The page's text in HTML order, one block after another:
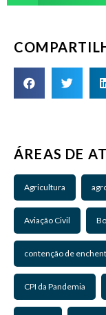
ÁREAS DE
Agricultura
Aviação Civil
contenção de
CPI da Pandemia